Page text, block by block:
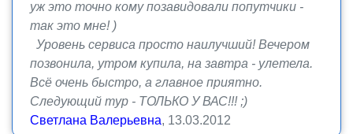
уж это точно кому позавидовали попутчики -
так это мне! )
Уровень сервиса просто наилучший! Вечером
позвонила, утром купила, на завтра - улетела.
Всё очень быстро, а главное приятно.
Следующий тур - ТОЛЬКО У ВАС!!! ;)
Светлана Валерьевна, 13.03.2012